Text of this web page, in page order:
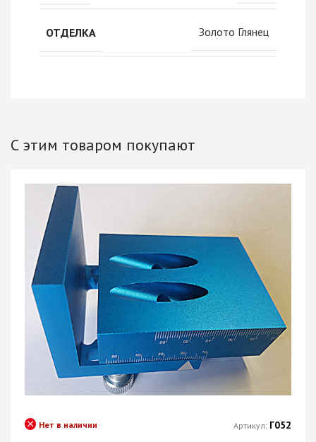
ОТДЕЛКА Золото Глянец
С этим товаром покупают
Нет в наличии Артикул: Г052